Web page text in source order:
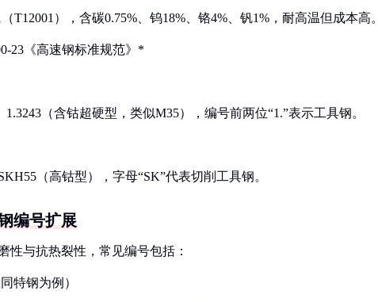
T12001），含碳0.75%、钨18%、铬4%、钒1%，耐高温但成本高。
23《高速钢标准规范》*
1.3243（含钴超硬型，类似M35），编号前两位“1.”表示工具钢。
（高钴型），字母“SK”代表切削工具钢。
编号扩展
性与抗热裂性，常见编号包括：
特钢为例）